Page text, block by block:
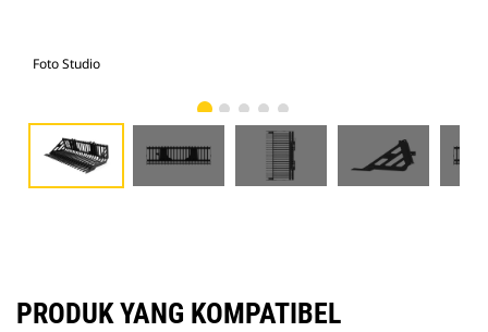
Foto Studio
PRODUK YANG KOMPATIBEL